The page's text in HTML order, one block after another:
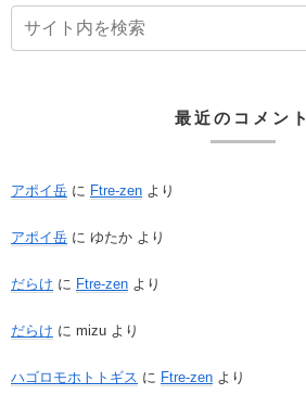
最近のコメント
アポイ岳 に Ftre-zen より
アポイ岳 に ゆたか より
だらけ に Ftre-zen より
だらけ に mizu より
ハゴロモホトトギス に Ftre-zen より